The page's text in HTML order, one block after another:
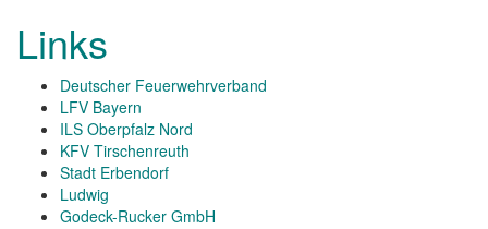
Links
Deutscher Feuerwehrverband
LFV Bayern
ILS Oberpfalz Nord
KFV Tirschenreuth
Stadt Erbendorf
Ludwig
Godeck-Rucker GmbH